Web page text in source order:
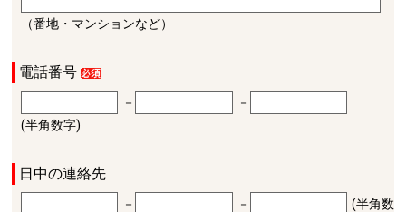
（番地・マンションなど）
電話番号
－
－
(半角数字)
日中の連絡先
－ －
(半角数